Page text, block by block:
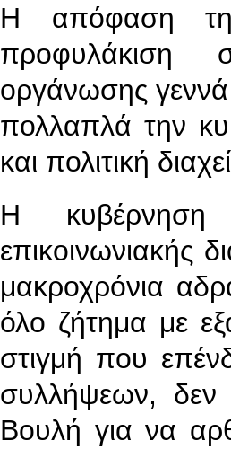
Η απόφαση
προφυλάκιση
οργάνωσης
πολλαπλά την
και πολιτική
Η κυβέρνηση
επικοινωνιακής
μακροχρόνια
όλο ζήτημα με
στιγμή που
συλλήψεων, δεν
Βουλή για να